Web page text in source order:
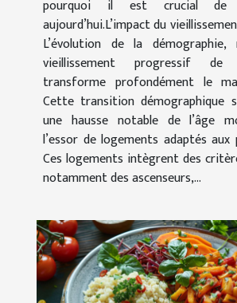
pourquoi il est crucial de
aujourd’hui.L’impact du
L’évolution de la
vieillissement progressif
transforme profondément le
Cette transition démographique
une hausse notable de l’âge
l’essor de logements adaptés aux
Ces logements intègrent des
notamment des ascenseurs,...